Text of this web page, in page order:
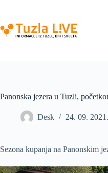
content
Panonska jezera u Tuzli,
Desk 24. 09. 2021.
Sezona kupanja na Panonskim